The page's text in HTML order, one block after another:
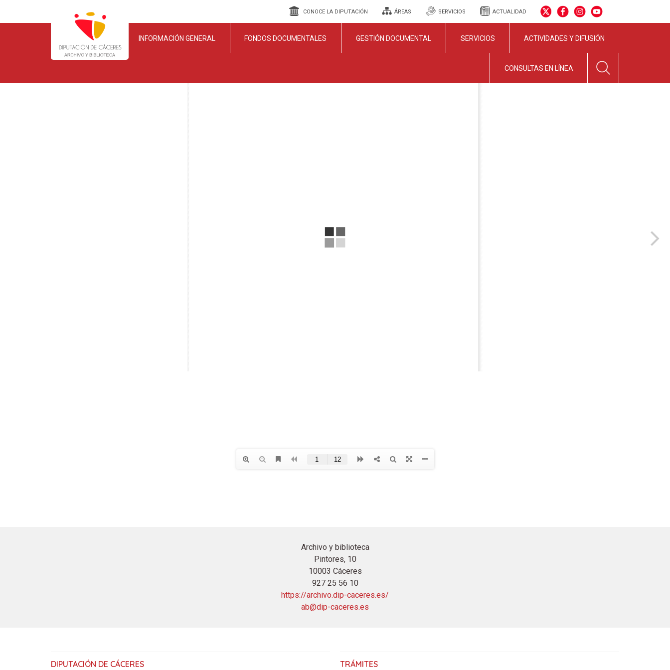
CONOCE LA DIPUTACIÓN ÁREAS SERVICIOS ACTUALIDAD
INFORMACIÓN GENERAL FONDOS DOCUMENTALES GESTIÓN DOCUMENTAL SERVICIOS ACTIVIDADES Y DIFUSIÓN
CONSULTAS EN LÍNEA
Archivo y biblioteca
Pintores, 10
10003 Cáceres
927 25 56 10
https://archivo.dip-caceres.es/
ab@dip-caceres.es
DIPUTACIÓN DE CÁCERES TRÁMITES